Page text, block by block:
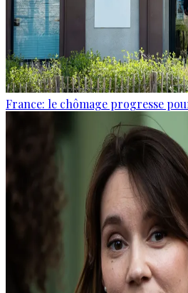
France: le chômage progresse